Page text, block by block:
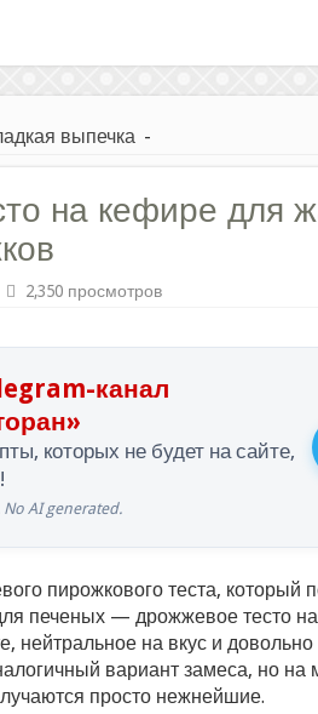
выпечка -
на кефире для
2,350 просмотров
канал
которых не будет на сайте,
AI generated.
пирожкового теста, который
печеных — дрожжевое тесто
нейтральное на вкус и
вариант замеса, но на
просто нежнейшие.